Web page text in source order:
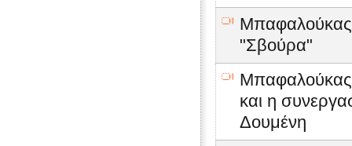
Μπαφαλούκας
"Σβούρα"
Μπαφαλούκας
και η
Δουμένη